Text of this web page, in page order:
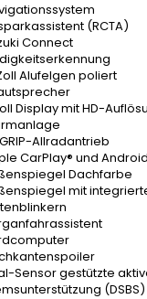
(RCTA)
Connect
Alufelgen poliert
Display mit HD-
Allradantrieb
CarPlay® und
Dachfarbe
mit
Sensor gestützte
(DSBS)